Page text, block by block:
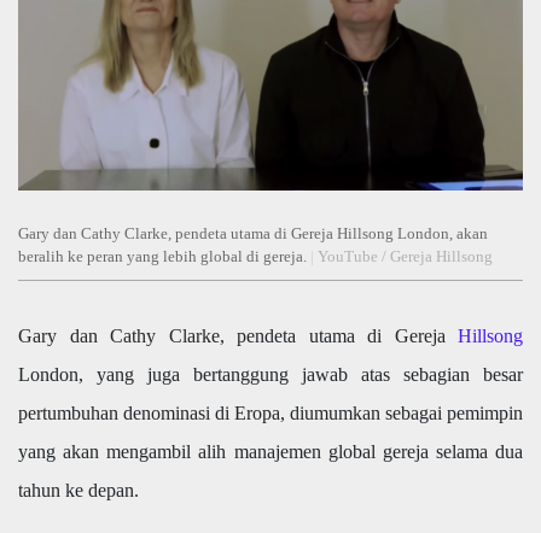
Gary dan Cathy Clarke, pendeta utama di Gereja Hillsong London, akan
beralih ke peran yang lebih global di gereja.
YouTube / Gereja Hillsong
Gary dan Cathy Clarke, pendeta utama di Gereja Hillsong
London, yang juga bertanggung jawab atas sebagian besar
pertumbuhan denominasi di Eropa, diumumkan sebagai pemimpin
yang akan mengambil alih manajemen global gereja selama dua
tahun ke depan.